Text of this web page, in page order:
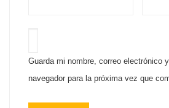
Guarda mi nombre, correo electrónico
navegador para la próxima vez que